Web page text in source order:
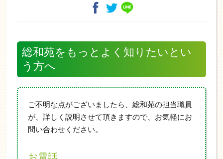
総和苑をもっとよく知りたいとい
う方へ
ご不明な点がございましたら、総和苑の担当職員
が、詳しく説明させて頂きますので、お気軽にお
問い合わせください。
お電話